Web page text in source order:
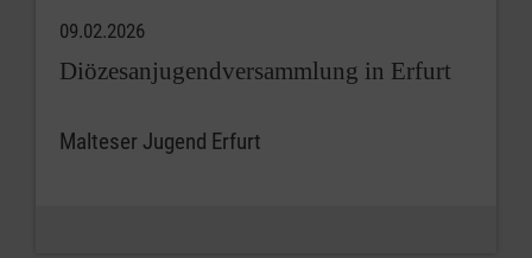
09.02.2026
Diözesanjugendversammlung in Erfurt
Malteser Jugend Erfurt